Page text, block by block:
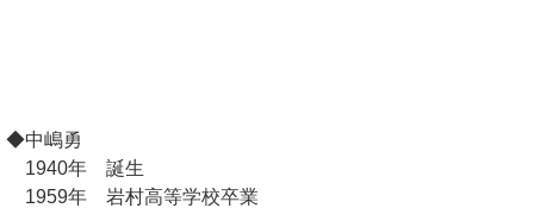
◆中嶋勇
1940年 誕生
1959年 岩村高等学校卒業